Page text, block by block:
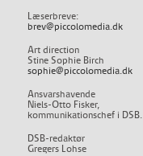
Læserbreve:
brev@piccolomedia.dk
Art direction
Stine Sophie Birch
sophie@piccolomedia.dk
Ansvarshavende
Niels-Otto Fisker,
kommunikationschef i DSB.
DSB-redaktør
Gregers Lohse